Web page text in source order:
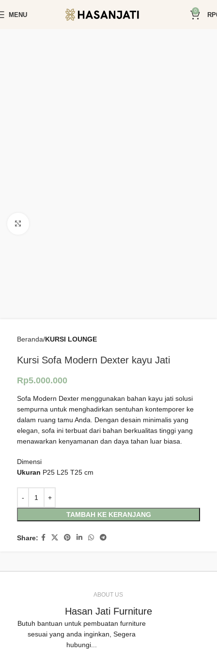
MENU
0
RP
Beranda KURSI LOUNGE
Kursi Sofa Modern Dexter kayu Jati
Rp5.000.000
Sofa Modern Dexter menggunakan bahan kayu jati solusi
sempurna untuk menghadirkan sentuhan kontemporer ke
dalam ruang tamu Anda. Dengan desain minimalis yang
elegan, sofa ini terbuat dari bahan berkualitas tinggi yang
menawarkan kenyamanan dan daya tahan luar biasa.
Dimensi
Ukuran P25 L25 T25 cm
TAMBAH KE KERANJANG
Share:
ABOUT US
Hasan Jati Furniture
Butuh bantuan untuk pembuatan furniture
sesuai yang anda inginkan, Segera
hubungi...